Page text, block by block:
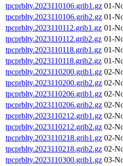
tpcprblty.2023110106.grib1.gz 01-
tpcprblty.2023110106.grib2.gz 01-
tpcprblty.2023110112.grib1.gz 01-
tpcprblty.2023110112.grib2.gz 01-
tpcprblty.2023110118.grib1.gz 01-
tpcprblty.2023110118.grib2.gz 01-
tpcprblty.2023110200.grib1.gz 02-
tpcprblty.2023110200.grib2.gz 02-
tpcprblty.2023110206.grib1.gz 02-
tpcprblty.2023110206.grib2.gz 02-
tpcprblty.2023110212.grib1.gz 02-
tpcprblty.2023110212.grib2.gz 02-
tpcprblty.2023110218.grib1.gz 02-
tpcprblty.2023110218.grib2.gz 02-
tpcprblty.2023110300.grib1.gz 03-